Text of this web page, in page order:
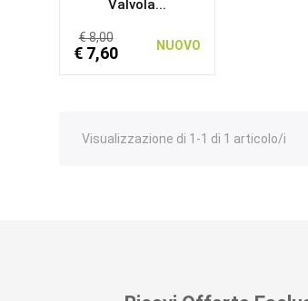
Valvola...
€ 8,00
€ 7,60 NUOVO
Visualizzazione di 1-1 di 1 articolo/i